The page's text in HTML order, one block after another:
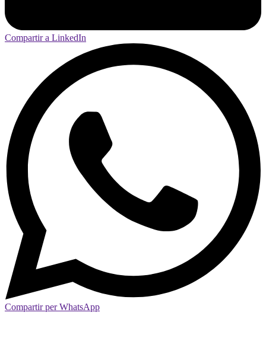
Compartir a LinkedIn
Compartir per WhatsApp